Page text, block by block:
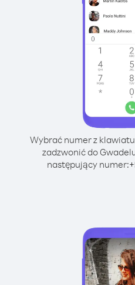
Wybrać numer z
zadzwonić do
następujący numer:+